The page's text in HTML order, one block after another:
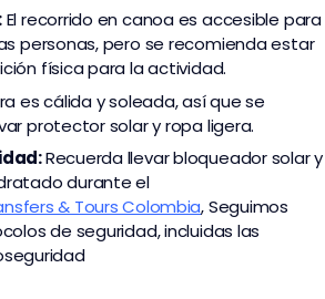
El recorrido en canoa es accesible para
personas, pero se recomienda estar
física para la actividad.
es cálida y soleada, así que se
protector solar y ropa ligera.
Recuerda llevar bloqueador solar y
durante el
& Tours Colombia,Seguimos
de seguridad, incluidas las